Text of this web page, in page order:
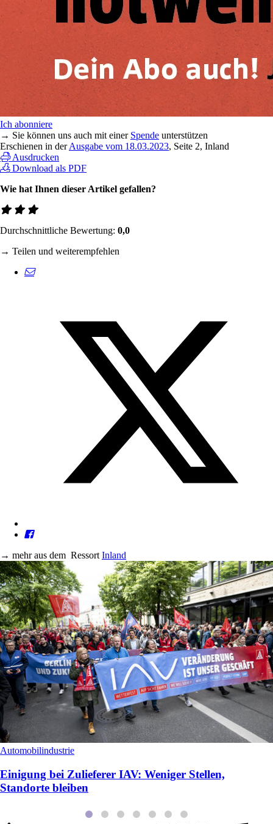
Ich abonniere
→ Sie können uns auch mit einer Spende unterstützen
Erschienen in derAusgabe vom 18.03.2023, Seite 2, Inland
Ausdrucken
Download als PDF
Wie hat Ihnen dieser Artikel gefallen?
Durchschnittliche Bewertung: 0,0
→ Teilen und weiterempfehlen
→ mehr aus dem Ressort Inland
Automobilindustrie
Einigung bei Zulieferer IAV: Weniger Stellen,
Standorte bleiben